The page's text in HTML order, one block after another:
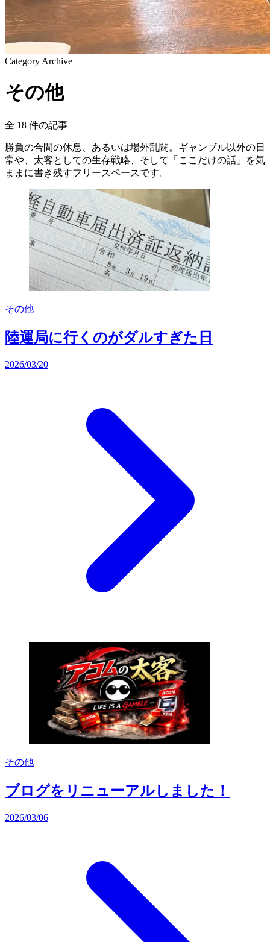
Category Archive
その他
全 18 件の記事
勝負の合間の休息、あるいは場外乱闘。ギャンブル以外の日
常や、太客としての生存戦略、そして「ここだけの話」を気
ままに書き残すフリースペースです。
その他
陸運局に行くのがダルすぎた日
2026/03/20
その他
ブログをリニューアルしました！
2026/03/06